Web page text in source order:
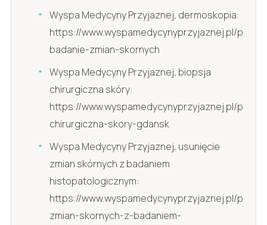
Wyspa Medycyny Przyjaznej, dermoskopia:
https://www.wyspamedycynyprzyjaznej.pl/pl/
badanie-zmian-skornych
Wyspa Medycyny Przyjaznej, biopsja
chirurgiczna skóry:
https://www.wyspamedycynyprzyjaznej.pl/pl/
chirurgiczna-skory-gdansk
Wyspa Medycyny Przyjaznej, usunięcie
zmian skórnych z badaniem
histopatologicznym:
https://www.wyspamedycynyprzyjaznej.pl/pl/
zmian-skornych-z-badaniem-